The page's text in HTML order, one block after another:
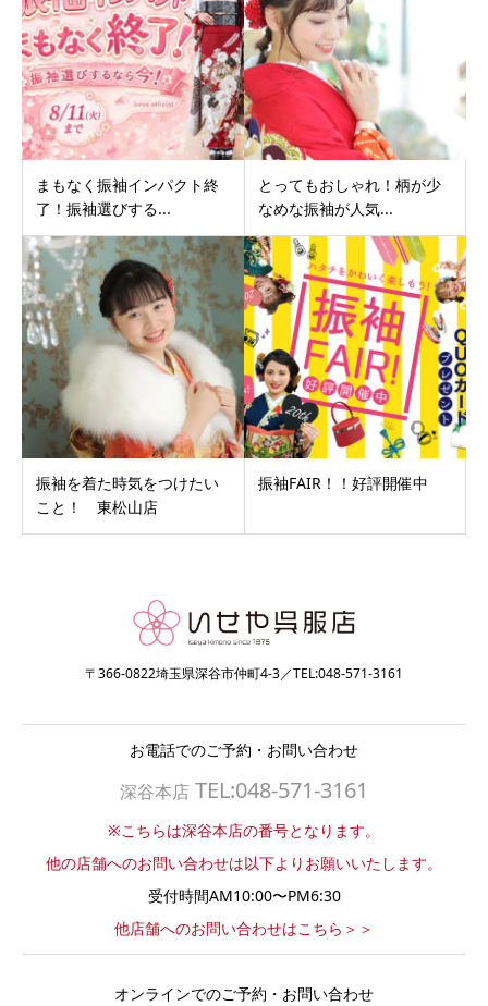
まもなく振袖インパクト終
了！振袖選びする...
とってもおしゃれ！柄が少
なめな振袖が人気...
振袖を着た時気をつけたい
こと！ 東松山店
振袖FAIR！！好評開催中
〒366-0822埼玉県深谷市仲町4-3／TEL:048-571-3161
お電話でのご予約・お問い合わせ
深谷本店 TEL:048-571-3161
※こちらは深谷本店の番号となります。
他の店舗へのお問い合わせは以下よりお願いいたします。
受付時間AM10:00〜PM6:30
他店舗へのお問い合わせはこちら＞＞
オンラインでのご予約・お問い合わせ